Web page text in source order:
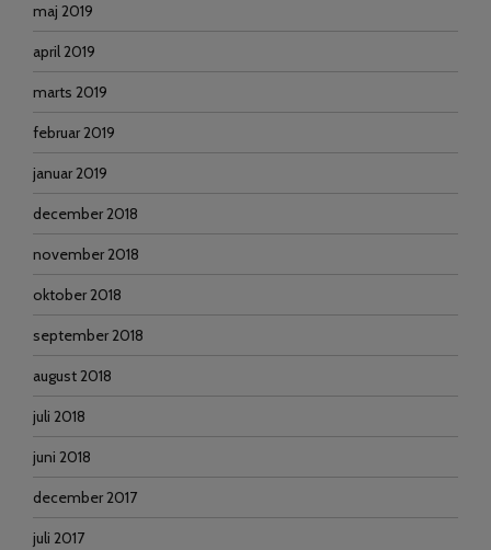
maj 2019
april 2019
marts 2019
februar 2019
januar 2019
december 2018
november 2018
oktober 2018
september 2018
august 2018
juli 2018
juni 2018
december 2017
juli 2017